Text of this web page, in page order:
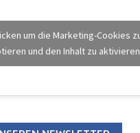
um die Marketing-Cookies
und den Inhalt zu aktivieren